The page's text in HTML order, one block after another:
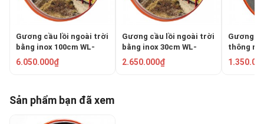
Gương cầu lồi ngoài trời
bằng inox 100cm WL-
870G-100
6.050.000₫
Gương cầu lồi ngoài trời
bằng inox 30cm WL-
870G-30
2.650.000₫
Gương
thông
PKC-0080
Sản phẩm bạn đã xem